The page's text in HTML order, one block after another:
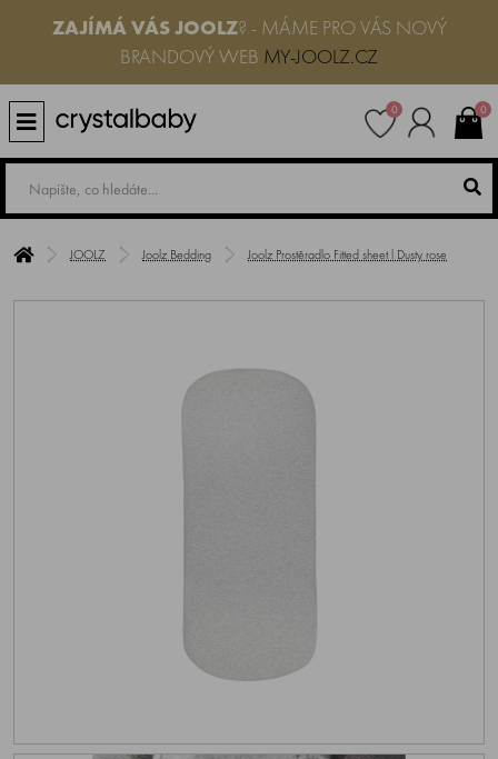
ZAJÍMÁ VÁS JOOLZ? - MÁME PRO VÁS NOVÝ
BRANDOVÝ WEB MY-JOOLZ.CZ
0 0
JOOLZ Joolz Bedding Joolz Prostěradlo Fitted sheet l Dusty rose